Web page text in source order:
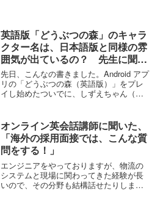
英語版「どうぶつの森」のキャラ
クター名は、日本語版と同様の雰
囲気が出ているの？ 先生に聞い
てみた。
先日、こんなの書きました。Android アプ
リの「どうぶつの森（英語版）」をプレ
イし始めたついでに、しずえちゃん（英
ゃんの名前が、英名だと「Isabell...
オンライン英会話講師に聞いた、
「海外の採用面接では、こんな質
問をする！」
エンジニアをやっておりますが、物流の
システムと現場に関わってきた経験が長
いので、その分野も結構話せたりしま